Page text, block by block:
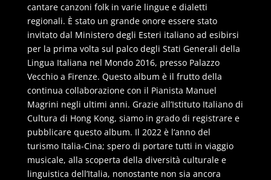
cantare canzoni folk in varie lingue e dialetti
regionali. È stato un grande onore essere stato
invitato dal Ministero degli Esteri italiano ad esibirsi
per la prima volta sul palco degli Stati Generali della
Lingua Italiana nel Mondo 2016, presso Palazzo
Vecchio a Firenze. Questo album è il frutto della
continua collaborazione con il Pianista Manuel
Magrini negli ultimi anni. Grazie all’Istituto Italiano di
Cultura di Hong Kong, siamo in grado di registrare e
pubblicare questo album. Il 2022 è l’anno del
turismo Italia-Cina; spero di portare tutti in viaggio
musicale, alla scoperta della diversità culturale e
linguistica dell’Italia, nonostante non sia ancora